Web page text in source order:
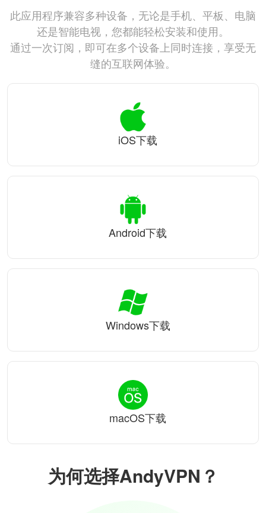
为何选择AndyVPN？
此应用程序兼容多种设备，无论是手机、平板、电脑
还是智能电视，您都能轻松安装和使用。
通过一次订阅，即可在多个设备上同时连接，享受无
缝的互联网体验。
iOS下载
Android下载
Windows下载
macOS下载